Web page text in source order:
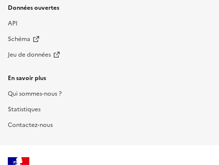
Données ouvertes
API
Schéma
Jeu de données
En savoir plus
Qui sommes-nous ?
Statistiques
Contactez-nous